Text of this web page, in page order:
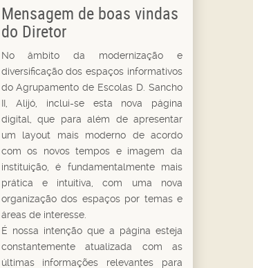
Mensagem de boas vindas
do Diretor
No âmbito da modernização e
diversificação dos espaços informativos
do Agrupamento de Escolas D. Sancho
II, Alijó, inclui-se esta nova página
digital, que para além de apresentar
um layout mais moderno de acordo
com os novos tempos e imagem da
instituição, é fundamentalmente mais
prática e intuitiva, com uma nova
organização dos espaços por temas e
áreas de interesse.
É nossa intenção que a página esteja
constantemente atualizada com as
últimas informações relevantes para